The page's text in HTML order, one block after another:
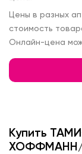
Цены в разных
стоимость
Онлайн-цена
Купить
ХОФФМАНН/